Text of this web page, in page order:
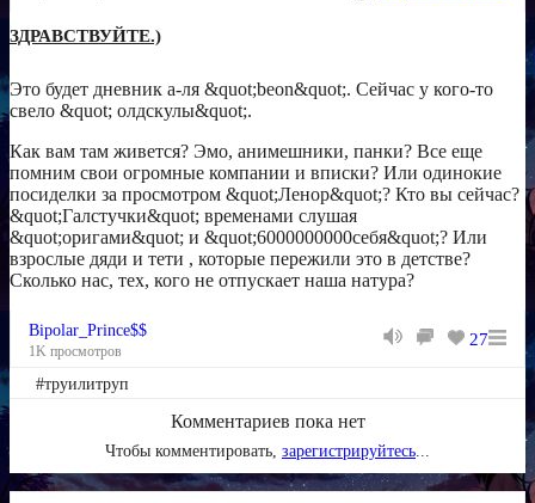
ЗДРАВСТВУЙТЕ.)
Это будет дневник а-ля &quot;beon&quot;. Сейчас у кого-то
свело &quot; олдскулы&quot;.
Как вам там живется? Эмо, анимешники, панки? Все еще
помним свои огромные компании и вписки? Или одинокие
посиделки за просмотром &quot;Ленор&quot;? Кто вы сейчас?
&quot;Галстучки&quot; временами слушая
&quot;оригами&quot; и &quot;6000000000себя&quot;? Или
взрослые дяди и тети , которые пережили это в детстве?
Сколько нас, тех, кого не отпускает наша натура?
27
Bipolar_Prince$$
1K просмотров
#труилитруп
Комментариев пока нет
Чтобы комментировать, зарегистрируйтесь...